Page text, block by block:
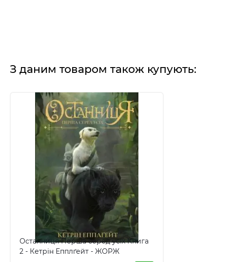
З даним товаром також купують:
Останниця Перша серед усіх Книга
2 - Кетрін Епплґейт - ЖОРЖ